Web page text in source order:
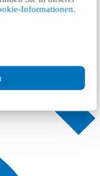
Informationen.